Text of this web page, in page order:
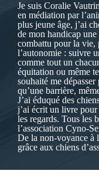
Je suis Coralie
en médiation par
plus jeune âge, j’ai
de mon handicap une
combattu pour la vie,
l’autonomie : suivre
comme tout un
équitation ou même
souhaité me
qu’une barrière,
J’ai éduqué des
j’ai écrit un livre
les regards. Tous les
l’association Cyno-
De la non-voyance à
grâce aux chiens